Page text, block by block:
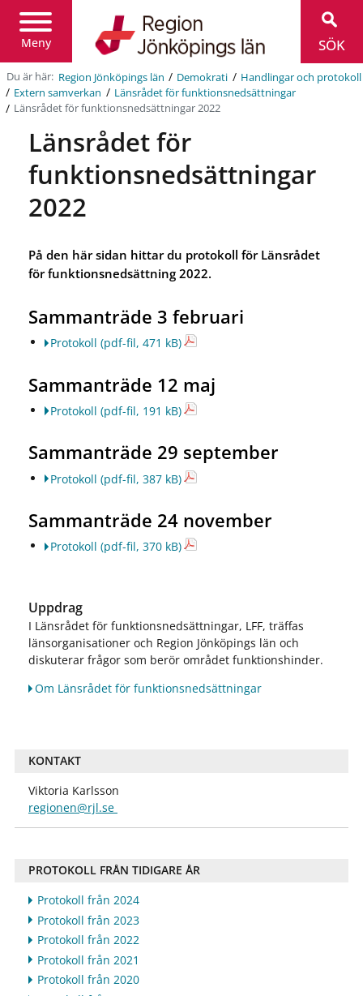
Meny
Jönköpings
län
SÖK
Du är här: Region Jönköpings län / Demokrati / Handlingar och protokoll
/ Extern samverkan / Länsrådet för funktionsnedsättningar
/ Länsrådet för funktionsnedsättningar 2022
Länsrådet för
funktionsnedsättningar
2022
På den här sidan hittar du protokoll för Länsrådet
för funktionsnedsättning 2022.
Sammanträde 3 februari
Protokoll (pdf-fil, 471 kB)
Sammanträde 12 maj
Protokoll (pdf-fil, 191 kB)
Sammanträde 29 september
Protokoll (pdf-fil, 387 kB)
Sammanträde 24 november
Protokoll (pdf-fil, 370 kB)
Uppdrag
I Länsrådet för funktionsnedsättningar, LFF, träffas
länsorganisationer och Region Jönköpings län och
diskuterar frågor som berör området funktionshinder.
Om Länsrådet för funktionsnedsättningar
KONTAKT
Viktoria Karlsson
regionen@rjl.se
PROTOKOLL FRÅN TIDIGARE ÅR
Protokoll från 2024
Protokoll från 2023
Protokoll från 2022
Protokoll från 2021
Protokoll från 2020